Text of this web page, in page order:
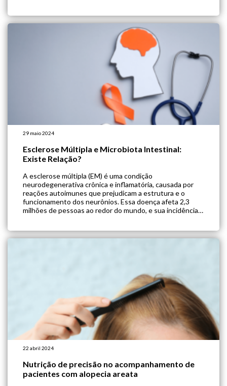
respaldado […]
29 maio 2024
Esclerose Múltipla e Microbiota Intestinal:
Existe Relação?
A esclerose múltipla (EM) é uma condição
neurodegenerativa crônica e inflamatória, causada por
reações autoimunes que prejudicam a estrutura e o
funcionamento dos neurônios. Essa doença afeta 2,3
milhões de pessoas ao redor do mundo, e sua incidência
disbiose […]
22 abril 2024
Nutrição de precisão no acompanhamento de
pacientes com alopecia areata